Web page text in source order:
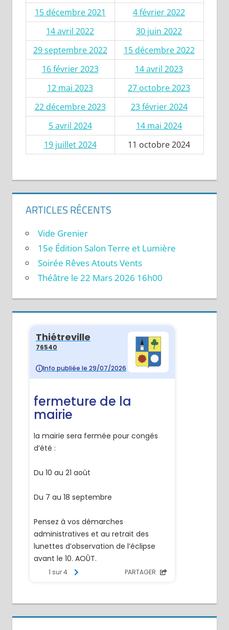
15 décembre 2021
4 février 2022
14 avril 2022
30 juin 2022
29 septembre 2022
15 décembre 2022
16 février 2023
14 avril 2023
12 mai 2023
27 octobre 2023
22 décembre 2023
23 février 2024
5 avril 2024
14 mai 2024
19 juillet 2024
11 octobre 2024
ARTICLES RÉCENTS
Vide Grenier
15e Édition Salon Terre et Lumière
Soirée Rêves Atouts Vents
Théâtre le 22 Mars 2026 16h00